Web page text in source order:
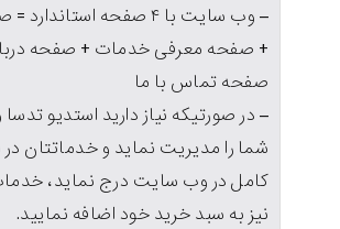
– وب سایت با ۴ صفحه
+ صفحه معرفی خدمات + صفحه
صفحه تماس با ما
– در صورتیکه نیاز دارید استدیو
شما را مدیریت نماید و خدماتتان در
کامل در وب سایت درج نماید،
نیز به سبد خرید خود اضافه نمایید.